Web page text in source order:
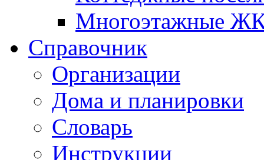
Многоэтажные
Справочник
Организации
Дома и планировки
Словарь
Инструкции